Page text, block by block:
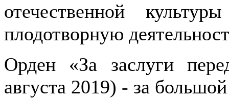
отечественной
плодотворную
Орден «За заслуги
августа 2019) - за